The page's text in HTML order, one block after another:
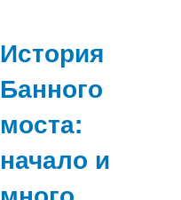
История
Банного
моста:
начало и